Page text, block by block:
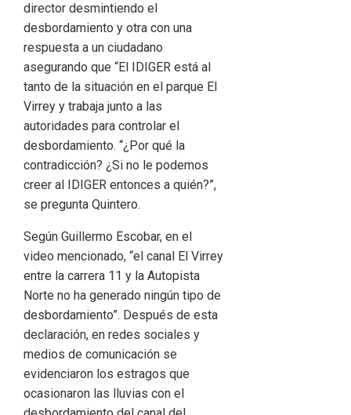
director desmintiendo el
desbordamiento y otra con una
respuesta a un ciudadano
asegurando que “El IDIGER está al
tanto de la situación en el parque El
Virrey y trabaja junto a las
autoridades para controlar el
desbordamiento. “¿Por qué la
contradicción? ¿Si no le podemos
creer al IDIGER entonces a quién?”,
se pregunta Quintero.
Según Guillermo Escobar, en el
video mencionado, “el canal El Virrey
entre la carrera 11 y la Autopista
Norte no ha generado ningún tipo de
desbordamiento”. Después de esta
declaración, en redes sociales y
medios de comunicación se
evidenciaron los estragos que
ocasionaron las lluvias con el